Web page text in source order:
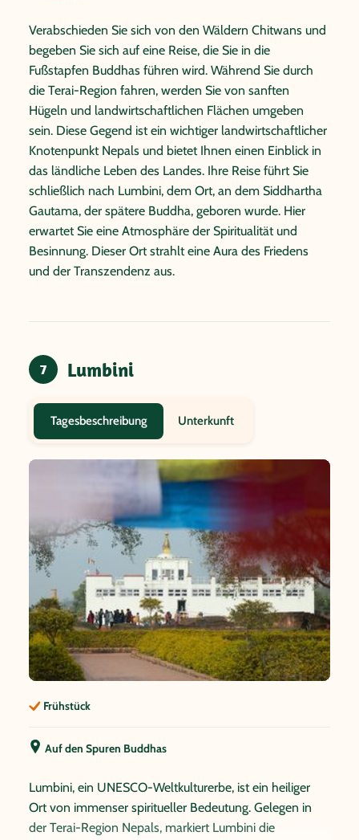
Verabschieden Sie sich von den Wäldern Chitwans und
begeben Sie sich auf eine Reise, die Sie in die
Fußstapfen Buddhas führen wird. Während Sie durch
die Terai-Region fahren, werden Sie von sanften
Hügeln und landwirtschaftlichen Flächen umgeben
sein. Diese Gegend ist ein wichtiger landwirtschaftlicher
Knotenpunkt Nepals und bietet Ihnen einen Einblick in
das ländliche Leben des Landes. Ihre Reise führt Sie
schließlich nach Lumbini, dem Ort, an dem Siddhartha
Gautama, der spätere Buddha, geboren wurde. Hier
erwartet Sie eine Atmosphäre der Spiritualität und
Besinnung. Dieser Ort strahlt eine Aura des Friedens
und der Transzendenz aus.
7 Lumbini
Tagesbeschreibung Unterkunft
Frühstück
Auf den Spuren Buddhas
Lumbini, ein UNESCO-Weltkulturerbe, ist ein heiliger
Ort von immenser spiritueller Bedeutung. Gelegen in
der Terai-Region Nepals, markiert Lumbini die